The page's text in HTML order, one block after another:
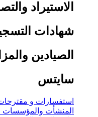
الاستيراد
شهادات
الصيادين
سايتس
استفسارات و
المنشأت والمؤسسات